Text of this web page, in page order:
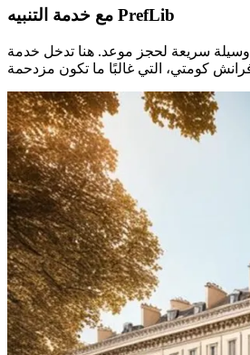
مع خدمة التنبيه PrefLib
وسيلة سريعة لحجز موعد. هنا تدخل خدمة PrefLib في الصورة. بفضلها، ستتلقى رسالة نصية أو بريدًا إلكترونيًا بمجرد توفر موعد. إنها مفيدة جدًا خاصة في